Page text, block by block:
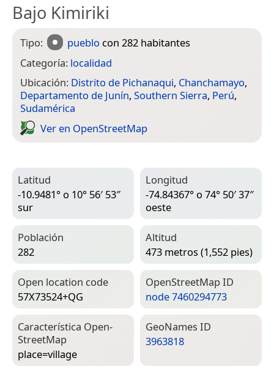
Bajo Kimiriki
Tipo: pueblo con 282 habitantes
Categoría: localidad
Ubicación: Distrito de Pichanaqui, Chanchamayo,
Departamento de Junín, Southern Sierra, Perú,
Sudamérica
Ver en Open­Street­Map
Latitud
-10.9481° o 10° 56′ 53″
sur
Longitud
-74.84367° o 74° 50′ 37″
oeste
Población
282
Altitud
473 metros (1,552 pies)
Open location code
57X73524+QG
Open­Street­Map ID
node 7460294773
Característica Open­
Street­Map
place=­village
Geo­Names ID
3963818